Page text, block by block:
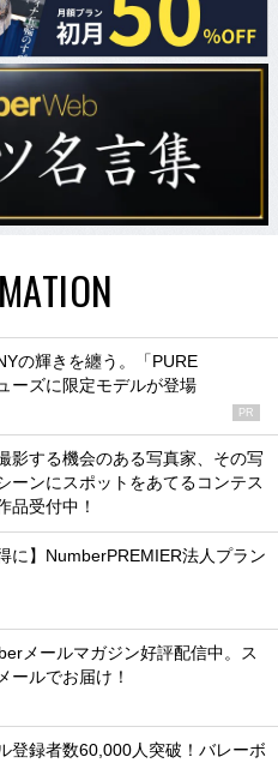
の輝きを纏う。「PURE
ーズに限定モデルが登場
PR
影する機会のある写真家、その写
ーンにスポットをあてるコンテス
品受付中！
に】NumberPREMIER法人プラン
メールマガジン好評配信中。ス
ールでお届け！
登録者数60,000人突破！バレーボ